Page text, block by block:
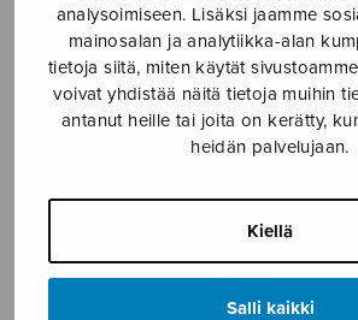
analysoimiseen. Lisäksi jaamme
mainosalan ja analytiikka-alan
tietoja siitä, miten käytät
voivat yhdistää näitä tietoja muihin
antanut heille tai joita on kerätty,
heidän palvelujaan.
Kiellä
Salli kaikki
Lament
Voices
LISÄÄ
OSTOSKORIIN
Tuotetunnus (SKU):S2557
KUVAUS
Text from ”The Dying Christian to His
Alexander Pope (1688-1774).